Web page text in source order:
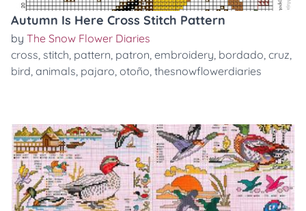
Autumn Is Here Cross Stitch Pattern
by The Snow Flower Diaries
cross, stitch, pattern, patron, embroidery, bordado, cruz,
bird, animals, pajaro, otoño, thesnowflowerdiaries